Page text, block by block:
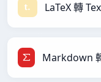
LaTeX 轉